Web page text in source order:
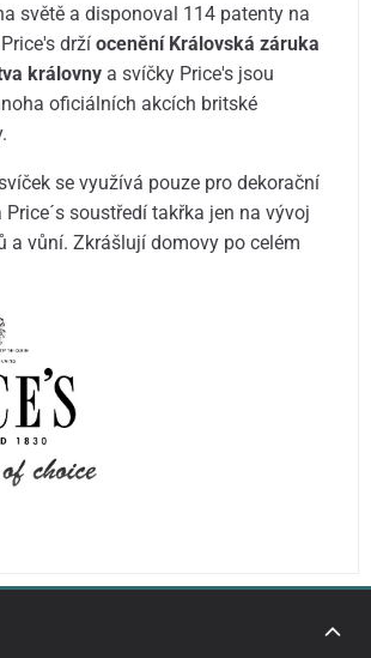
světě a disponoval 114 patenty na
držíocenění Královská záruka
královny a svíčky Price's jsou
oficiálních akcích britské
se využívá pouze pro dekorační
Price´s soustředí takřka jen na vývoj
a vůní. Zkrášlují domovy po celém